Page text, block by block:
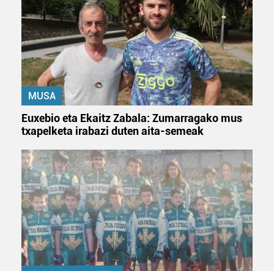
Bazkide batzuek ez dizute baimenik eskatzen, eta beren
interes komertzial legitimoetan babesten dira. Ikusi gure
bazkideen zerrenda, beren ustez zein helburutarako
duten interes legitimoa eta horren aurka nola egin
dezakezun ikusteko.
Lortu zure datu pertsonalak prozesatzeko moduari
buruzko informazio gehiago eta ezarri zure lehentasunak
datuen atalean. Edozein unetan alda edo ken dezakezu
zure baimena Cookieen adierazpenean.
Webgune honek cookie propioak eta hirugarrenen cookie-
fitxategiak erabiltzen ditu. Zure esperientzia eta
zerbitzuak hobetzeko asmoz, cookie teknologiaz
baliatzen gara. Ohar hau onartuz gero, teknologia hori
erabiltzeko baimen esplizitua ematen diguzu.Gehiago
irakurri
MUSA
Euxebio eta Ekaitz Zabala: Zumarragako mus
txapelketa irabazi duten aita-semeak